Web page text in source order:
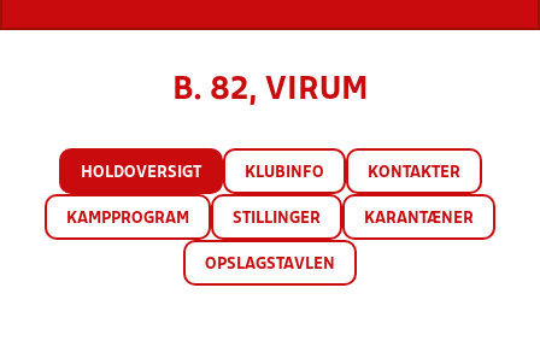
B. 82, VIRUM
HOLDOVERSIGT KLUBINFO KONTAKTER
KAMPPROGRAM STILLINGER KARANTÆNER
OPSLAGSTAVLEN